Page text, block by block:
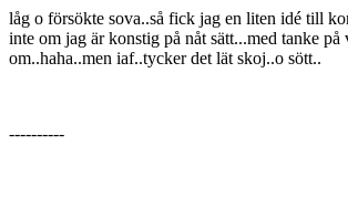
låg o försökte sova..så fick jag en liten idé till
inte om jag är konstig på nåt sätt...med tanke på
om..haha..men iaf..tycker det lät skoj..o sött..
----------